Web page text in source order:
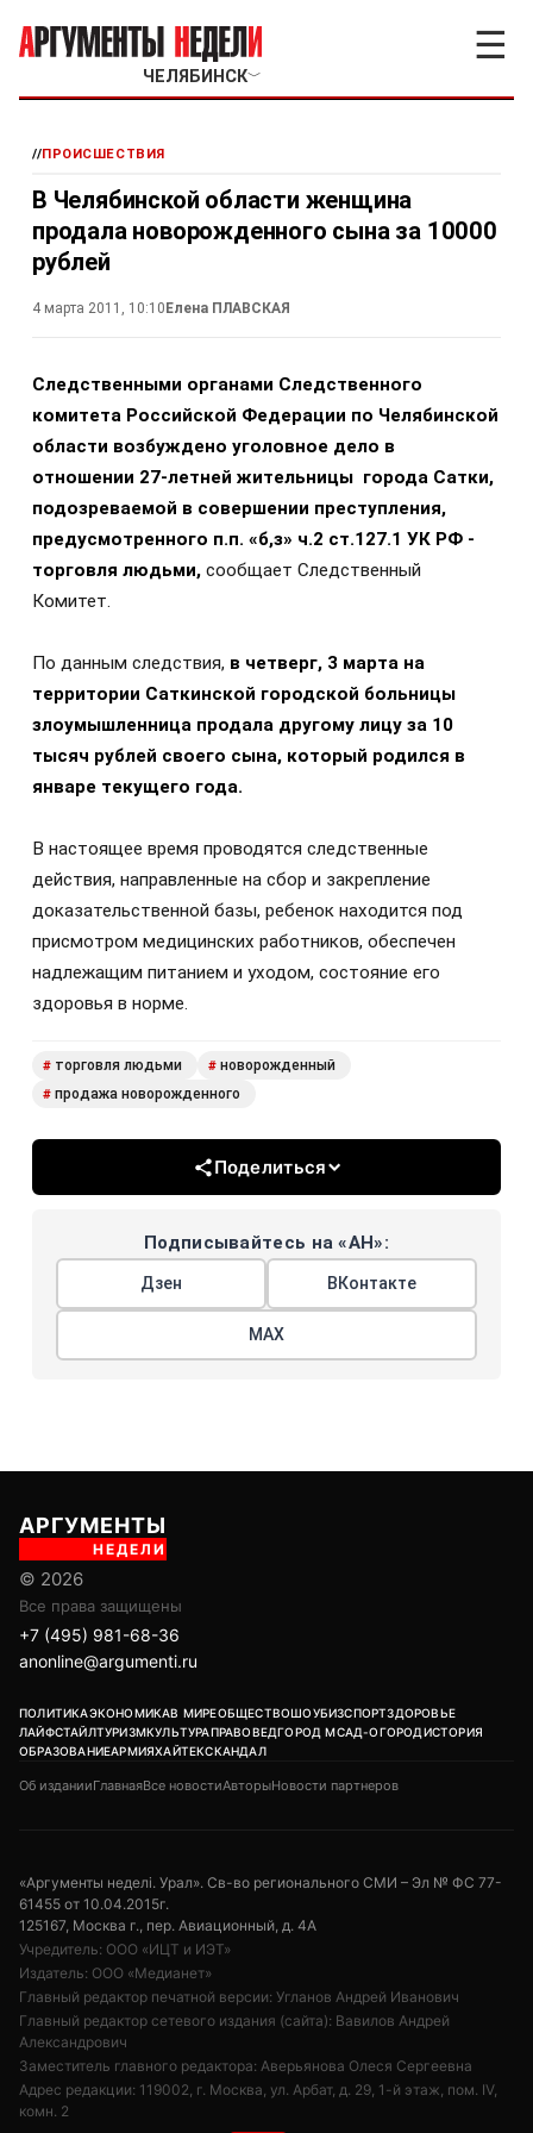
ЧЕЛЯБИНСК﹀
☰
//ПРОИСШЕСТВИЯ
В Челябинской области женщина
продала новорожденного сына за 10000
рублей
4 марта 2011, 10:10 Елена ПЛАВСКАЯ
Следственными органами Следственного
комитета Российской Федерации по Челябинской
области возбуждено уголовное дело в
отношении 27-летней жительницы города Сатки,
подозреваемой в совершении преступления,
предусмотренного п.п. «б,з» ч.2 ст.127.1 УК РФ -
торговля людьми, сообщает Следственный
Комитет.
По данным следствия, в четверг, 3 марта на
территории Саткинской городской больницы
злоумышленница продала другому лицу за 10
тысяч рублей своего сына, который родился в
январе текущего года.
В настоящее время проводятся следственные
действия, направленные на сбор и закрепление
доказательственной базы, ребенок находится под
присмотром медицинских работников, обеспечен
надлежащим питанием и уходом, состояние его
здоровья в норме.
# торговля людьми # новорожденный
# продажа новорожденного
Поделиться
Подписывайтесь на «АН»:
Дзен ВКонтакте
МАХ
АРГУМЕНТЫ
НЕДЕЛИ
© 2026
Все права защищены
+7 (495) 981-68-36
anonline@argumenti.ru
ПОЛИТИКАЭКОНОМИКАВ МИРЕОБЩЕСТВОШОУБИЗСПОРТЗДОРОВЬЕ
ЛАЙФСТАЙЛТУРИЗМКУЛЬТУРАПРАВОВЕДГОРОД МСАД-ОГОРОДИСТОРИЯ
ОБРАЗОВАНИЕАРМИЯХАЙТЕКСКАНДАЛ
Об изданииГлавнаяВсе новостиАвторыНовости партнеров
«Аргументы неделi. Урал». Св-во регионального СМИ – Эл № ФС 77-
61455 от 10.04.2015г.
125167, Москва г., пер. Авиационный, д. 4А
Учредитель: ООО «ИЦТ и ИЭТ»
Издатель: ООО «Медианет»
Главный редактор печатной версии: Угланов Андрей Иванович
Главный редактор сетевого издания (сайта): Вавилов Андрей
Александрович
Заместитель главного редактора: Аверьянова Олеся Сергеевна
Адрес редакции: 119002, г. Москва, ул. Арбат, д. 29, 1-й этаж, пом. IV,
комн. 2